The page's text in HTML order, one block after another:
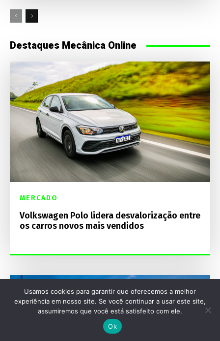
Destaques Mecânica Online
MERCADO
Volkswagen Polo lidera desvalorização entre
os carros novos mais vendidos
Usamos cookies para garantir que oferecemos a melhor
experiência em nosso site. Se você continuar a usar este site,
assumiremos que você está satisfeito com ele.
Ok